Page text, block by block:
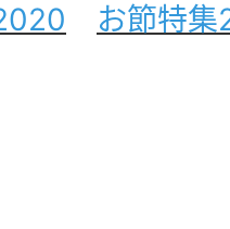
お節特集